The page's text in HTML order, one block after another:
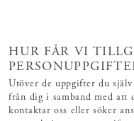
HUR FÅR VI
Utöver de uppgifter du
från dig i samband med att
kontaktar oss eller söker